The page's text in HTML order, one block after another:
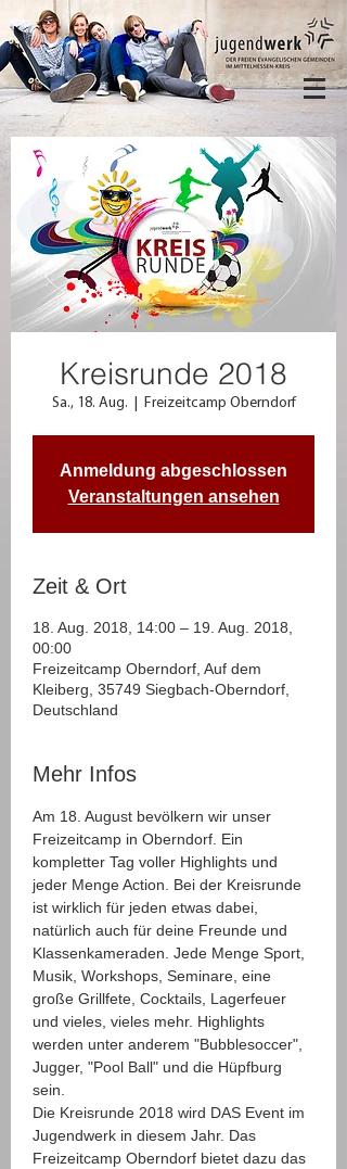
Kreisrunde 2018
Sa., 18. Aug. Freizeitcamp Oberndorf
Anmeldung abgeschlossen
Veranstaltungen ansehen
Zeit & Ort
18. Aug. 2018, 14:00 – 19. Aug. 2018,
00:00
Freizeitcamp Oberndorf, Auf dem
Kleiberg, 35749 Siegbach-Oberndorf,
Deutschland
Mehr Infos
Am 18. August bevölkern wir unser
Freizeitcamp in Oberndorf. Ein
kompletter Tag voller Highlights und
jeder Menge Action. Bei der Kreisrunde
ist wirklich für jeden etwas dabei,
natürlich auch für deine Freunde und
Klassenkameraden. Jede Menge Sport,
Musik, Workshops, Seminare, eine
große Grillfete, Cocktails, Lagerfeuer
und vieles, vieles mehr. Highlights
werden unter anderem "Bubblesoccer",
Jugger, "Pool Ball" und die Hüpfburg
sein.
Die Kreisrunde 2018 wird DAS Event im
Jugendwerk in diesem Jahr. Das
Freizeitcamp Oberndorf bietet dazu das